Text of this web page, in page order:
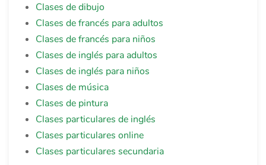
Clases de dibujo
Clases de francés para adultos
Clases de francés para niños
Clases de inglés para adultos
Clases de inglés para niños
Clases de música
Clases de pintura
Clases particulares de inglés
Clases particulares online
Clases particulares secundaria